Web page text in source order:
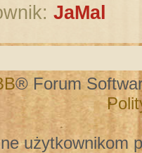
JaMal
® Forum
użytkownikom